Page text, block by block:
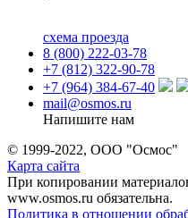
схема проезда
8 (800) 222-03-78
+7 (812) 322-90-78
+7 (964) 384-67-40
mail@osmos.ru
Напишите нам
© 1999-2022, ООО "Осмос"
Карта сайта
При копировании
www.osmos.ru обязательна.
Политика в отношении